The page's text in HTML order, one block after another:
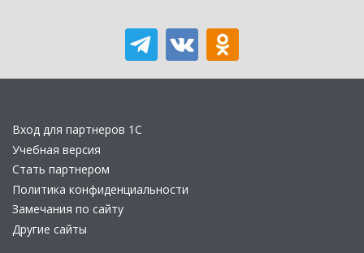
Вход для партнеров 1С
Учебная версия
Стать партнером
Политика конфиденциальности
Замечания по сайту
Другие сайты